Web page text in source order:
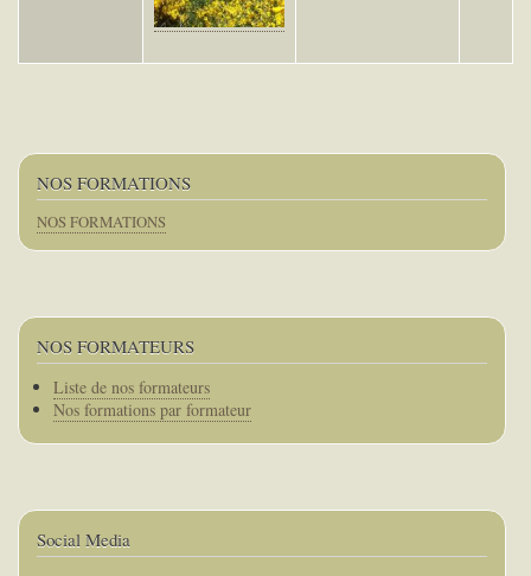
NOS FORMATIONS
NOS FORMATIONS
NOS FORMATEURS
Corps
Liste de nos formateurs
Nos formations par formateur
Social Media